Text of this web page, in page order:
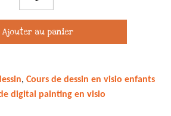
de
en
visio
Ajouter au panier
, Cours de dessin en visio enfants
digital painting en visio